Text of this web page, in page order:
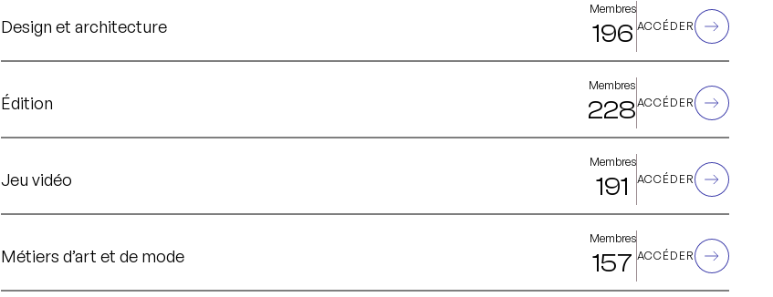
Design et architecture
Membres
196 ACCÉDER
Édition
Membres
228ACCÉDER
Jeu vidéo
Membres
191 ACCÉDER
Métiers d’art et de mode
Membres
157 ACCÉDER